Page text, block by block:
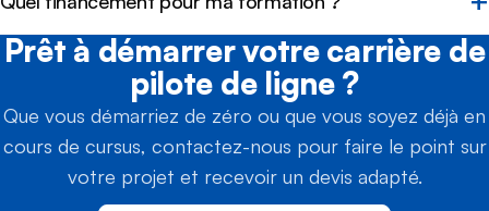
Prêt à démarrer votre carrière de
pilote de ligne ?
Que vous démarriez de zéro ou que vous soyez déjà en
cours de cursus, contactez-nous pour faire le point sur
votre projet et recevoir un devis adapté.